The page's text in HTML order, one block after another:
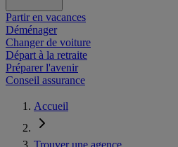
Partir en vacances
Déménager
Changer de voiture
Départ à la retraite
Préparer l'avenir
Conseil assurance
Accueil
Trouver une agence